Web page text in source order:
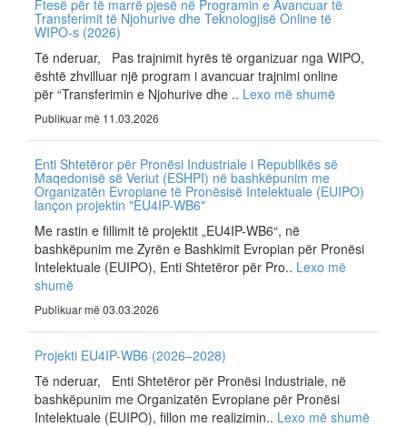
Ftesë për të marrë pjesë në Programin e Avancuar të
Transferimit të Njohurive dhe Teknologjisë Online të
WIPO-s (2026)
Të nderuar, Pas trajnimit hyrës të organizuar nga WIPO,
është zhvilluar një program i avancuar trajnimi online
për “Transferimin e Njohurive dhe .. Lexo më shumë
Publikuar më 11.03.2026
Enti Shtetëror për Pronësi Industriale i Republikës së
Maqedonisë së Veriut (ESHPI) në bashkëpunim me
Organizatën Evropiane të Pronësisë Intelektuale (EUIPO)
lançon projektin "EU4IP-WB6"
Me rastin e fillimit të projektit „EU4IP-WB6“, në
bashkëpunim me Zyrën e Bashkimit Evropian për Pronësi
Intelektuale (EUIPO), Enti Shtetëror për Pro.. Lexo më
shumë
Publikuar më 03.03.2026
Projekti EU4IP-WB6 (2026–2028)
Të nderuar, Enti Shtetëror për Pronësi Industriale, në
bashkëpunim me Organizatën Evropiane për Pronësi
Intelektuale (EUIPO), fillon me realizimin.. Lexo më shumë